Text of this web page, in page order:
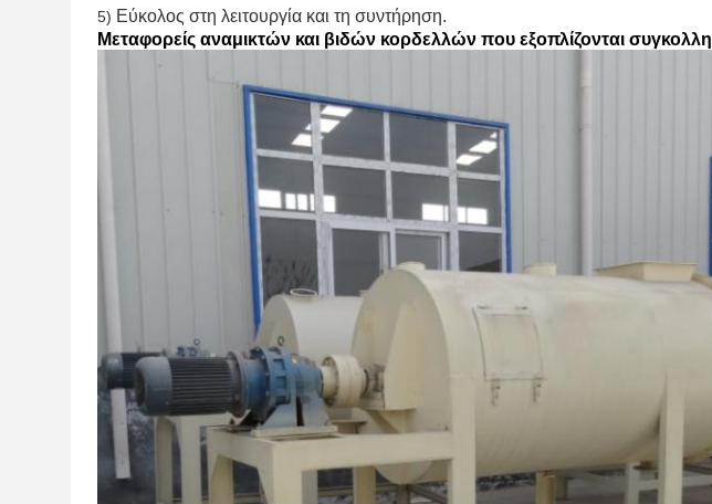
5) Εύκολος στη λειτουργία και τη συντήρηση.
Μεταφορείς αναμικτών και βιδών κορδελλών που εξοπλίζονται